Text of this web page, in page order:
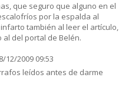
que seguro que alguno en el
por la espalda al
también al leer el artículo,
del portal de Belén.
12/2009 09:53
leídos antes de darme